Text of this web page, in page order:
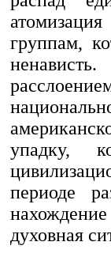
группам,
упадку,
периоде
духовная